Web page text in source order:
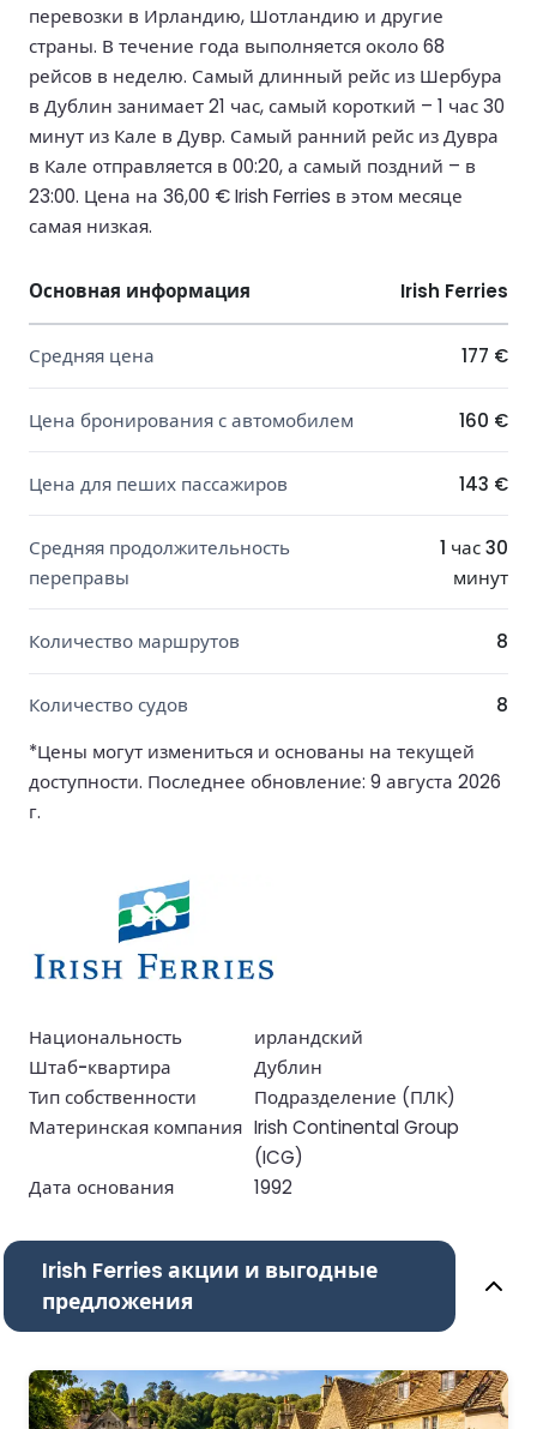
перевозки в Ирландию, Шотландию и другие
страны. В течение года выполняется около 68
рейсов в неделю. Самый длинный рейс из Шербура
в Дублин занимает 21 час, самый короткий – 1 час 30
минут из Кале в Дувр. Самый ранний рейс из Дувра
в Кале отправляется в 00:20, а самый поздний – в
23:00. Цена на 36,00 € Irish Ferries в этом месяце
самая низкая.
Основная информация Irish Ferries
Средняя цена 177 €
Цена бронирования с автомобилем 160 €
Цена для пеших пассажиров 143 €
Средняя продолжительность
переправы
1 час 30
минут
Количество маршрутов 8
Количество судов
8
*Цены могут измениться и основаны на текущей
доступности. Последнее обновление: 9 августа 2026
г.
Национальность
ирландский
Штаб-квартира
Дублин
Тип собственности
Подразделение (ПЛК)
Материнская компания Irish Continental Group
(ICG)
Дата основания
1992
Irish Ferries акции и выгодные
предложения